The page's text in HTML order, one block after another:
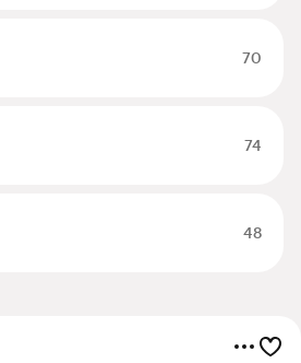
70
74
48